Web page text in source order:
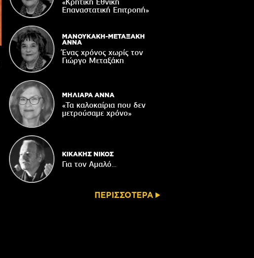
στο Βαχό
Οι ευχές του πατέρα...
04/08/2026
Σε δημόσια διαβούλευση η ΣΜΠΕ για το
επενδυτικό σχέδιο «PHĀEA – South Crete»
Επαναστατική Eπιτροπή»
ΜΑΝΟΥΚΑΚΗ-ΜΕΤΑΞΑΚΗ
ΑΝΝΑ
Ένας χρόνος χωρίς τον
Γιώργο Μεταξάκη
ΜΗΛΙΑΡΑ ΑΝΝΑ
«Τα καλοκαίρια που δεν
μετρούσαμε χρόνο»
ΚΙΚΑΚΗΣ ΝΙΚΟΣ
Για τον Αμαλό…
ΠΕΡΙΣΣΟΤΕΡΑ